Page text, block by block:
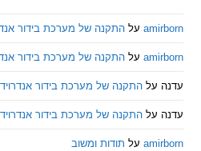
עלהתקנה של מערכת בידור אנדרויד ברכב
עלהתקנה של מערכת בידור אנדרויד ברכב
התקנה של מערכת בידור אנדרויד ברכב
התקנה של מערכת בידור אנדרויד ברכב
עלתודות ומשוב